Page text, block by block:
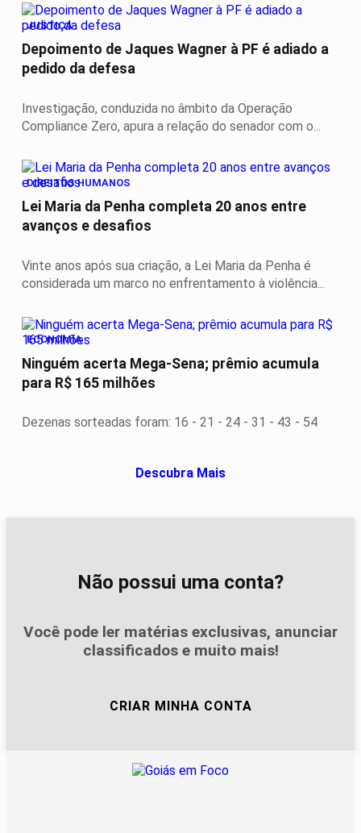
JUSTIÇA
Depoimento de Jaques Wagner à PF é adiado a
pedido da defesa
Investigação, conduzida no âmbito da Operação
Compliance Zero, apura a relação do senador com o...
DIREITOS HUMANOS
Lei Maria da Penha completa 20 anos entre
avanços e desafios
Vinte anos após sua criação, a Lei Maria da Penha é
considerada um marco no enfrentamento à violência...
ECONOMIA
Ninguém acerta Mega-Sena; prêmio acumula
para R$ 165 milhões
Dezenas sorteadas foram: 16 - 21 - 24 - 31 - 43 - 54
Descubra Mais
Não possui uma conta?
Você pode ler matérias exclusivas, anunciar
classificados e muito mais!
CRIAR MINHA CONTA